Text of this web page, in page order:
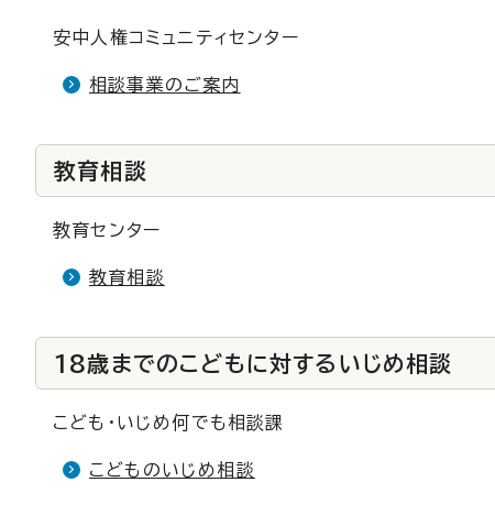
安中人権コミュニティセンター
相談事業のご案内
教育相談
教育センター
教育相談
18歳までのこどもに対するいじめ相談
こども・いじめ何でも相談課
こどものいじめ相談